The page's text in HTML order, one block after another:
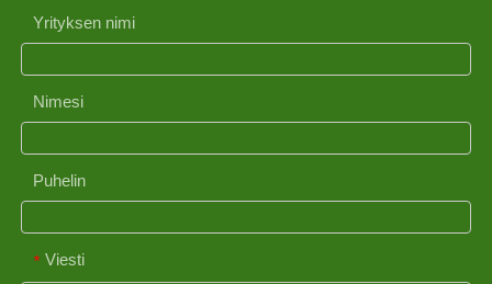
Yrityksen nimi
Nimesi
Puhelin
* Viesti